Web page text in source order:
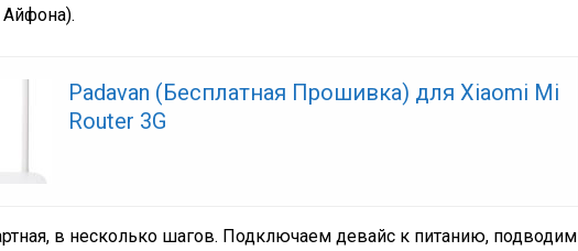
Padavan (Бесплатная Прошивка) для Xiaomi Mi
Router 3G
в несколько шагов. Подключаем девайс к питанию, подводим